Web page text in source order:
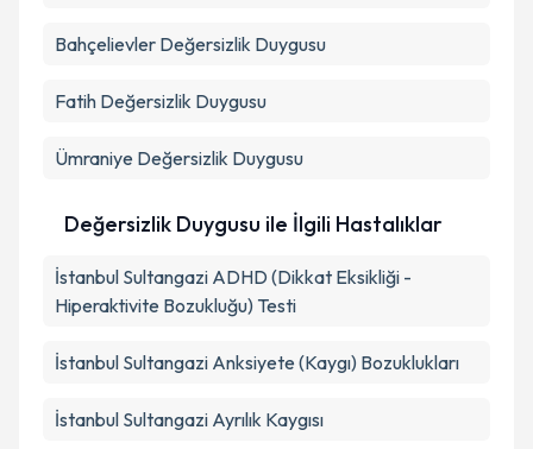
Bahçelievler Değersizlik Duygusu
Fatih Değersizlik Duygusu
Ümraniye Değersizlik Duygusu
Değersizlik Duygusu ile İlgili Hastalıklar
İstanbul Sultangazi ADHD (Dikkat Eksikliği -
Hiperaktivite Bozukluğu) Testi
İstanbul Sultangazi Anksiyete (Kaygı) Bozuklukları
İstanbul Sultangazi Ayrılık Kaygısı